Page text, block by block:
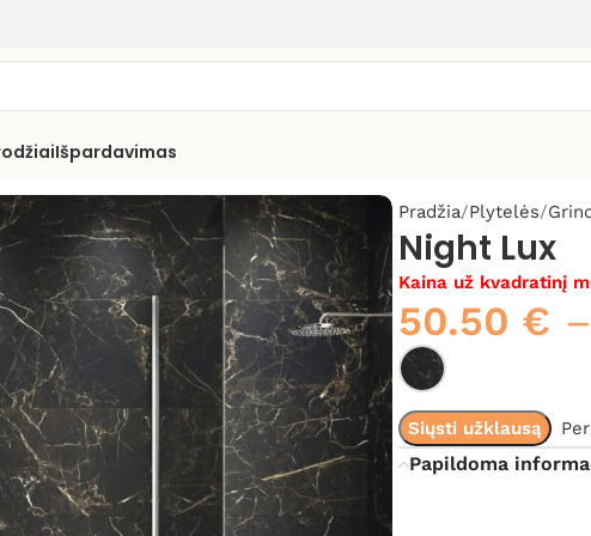
Išpardavimas
Pradžia Plytelės
Night Lux
Kaina už kvadratinį
50.50 € –
Siųsti užklausą
Papildoma